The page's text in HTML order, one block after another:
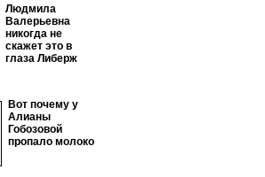
Людмила
Валерьевна
никогда не
скажет это в
глаза Либерж
Вот почему у
Алианы
Гобозовой
пропало молоко